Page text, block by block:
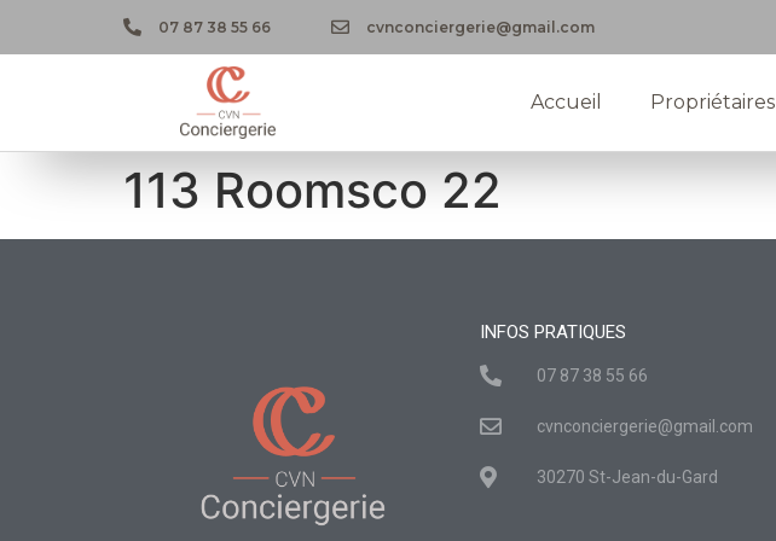
07 87 38 55 66 cvnconciergerie@gmail.com
Accueil Propriétaires
113 Roomsco 22
INFOS PRATIQUES
07 87 38 55 66
cvnconciergerie@gmail.com
30270 St-Jean-du-Gard